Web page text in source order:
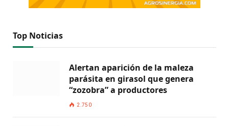
Top Noticias
Alertan aparición de la maleza
parásita en girasol que genera
“zozobra” a productores
2.750